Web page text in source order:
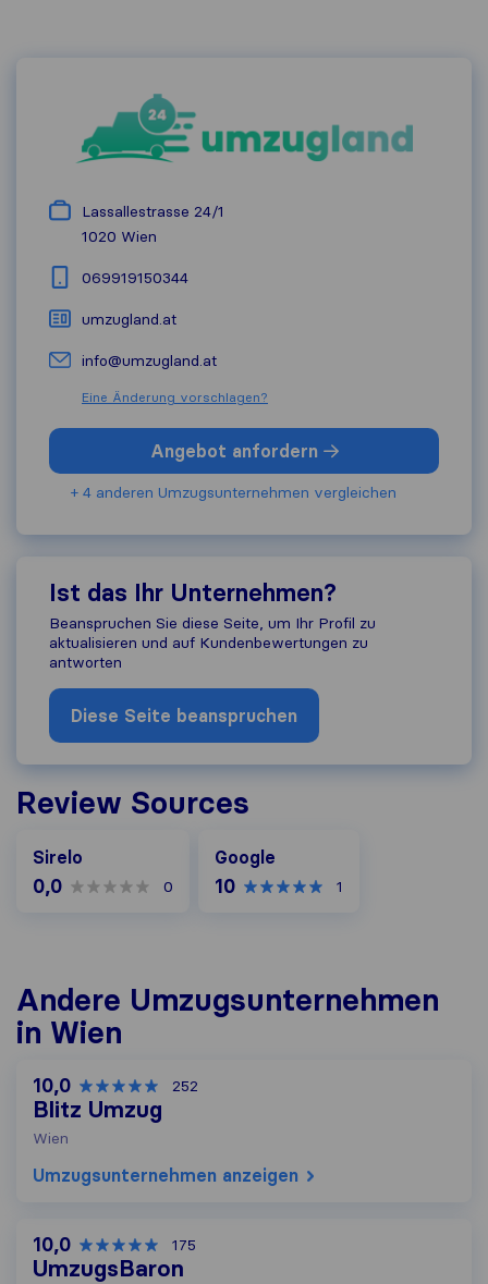
Lassallestrasse 24/1
1020 Wien
069919150344
umzugland.at
info@umzugland.at
Eine Änderung vorschlagen?
Angebot anfordern
+ 4 anderen Umzugs​unternehmen vergleichen
Ist das Ihr Unternehmen?
Beanspruchen Sie diese Seite, um Ihr Profil zu
aktualisieren und auf Kundenbewertungen zu
antworten
Diese Seite beanspruchen
Review Sources
Sirelo
0,0 0
Google
10 1
Andere Umzugs​unternehmen
in Wien
10,0 252
Blitz Umzug
Wien
Umzugs​unternehmen anzeigen
10,0 175
UmzugsBaron